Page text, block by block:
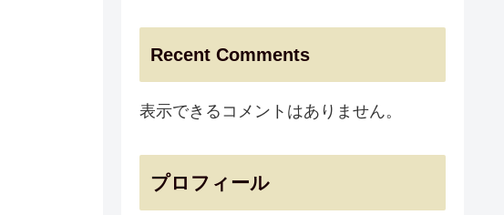
Recent Comments
表示できるコメントはありません。
プロフィール